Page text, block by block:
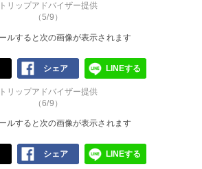
トリップアドバイザー提供
（5/9）
ルすると次の画像が表示されます
シェア LINEする
トリップアドバイザー提供
（6/9）
ルすると次の画像が表示されます
シェア LINEする